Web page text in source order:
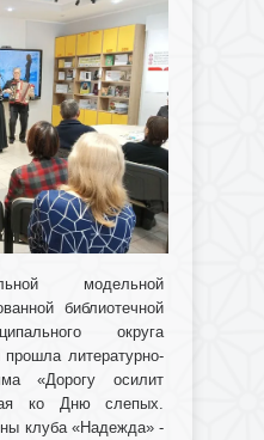
модельной
библиотечной
округа
литературно-
«Дорогу осилит
ко Дню слепых.
клуба «Надежда» -